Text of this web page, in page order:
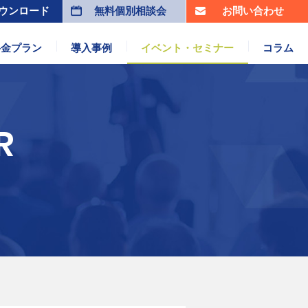
ンロード 無料個別相談会 お問い合わせ
プラン 導入事例 イベント・セミナー コラム